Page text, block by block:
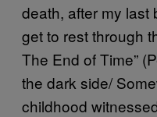
death, after my last
get to rest through
The End of Time”
the dark side/
childhood